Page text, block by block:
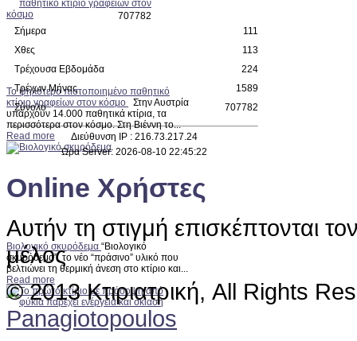
Το ψηλότερο πιστοποιημένο παθητικό
κτίριο γραφείων στον κόσμο
Στην Αυστρία
υπάρχουν 14.000 παθητικά κτίρια, τα
περισσότερα στον κόσμο. Στη Βιέννη το...
Read more
Βιολογικό σκυρόδεμα “Βιολογικό
σκυρόδεμα”, το νέο “πράσινο” υλικό που
βελτιώνει τη θερμική άνεση στο κτίριο και...
Read more
707782
Σήμερα
Χθες
Τρέχουσα Εβδομάδα
Τρέχων Μήνας
Σύνολο
111
113
224
1589
707782
Διεύθυνση IP : 216.73.217.24
Ώρα Server: 2026-08-10 22:45:22
Online Χρήστες
Αυτήν τη στιγμή επισκέπτονται
μέλος
© 2013 Κτιριατρική, All Rights
Panagiotopoulos